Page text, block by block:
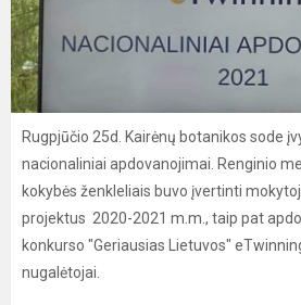
Rugpjūčio 25d. Kairėnų botanikos sode
nacionaliniai apdovanojimai. Renginio
kokybės ženkleliais buvo įvertinti
projektus 2020-2021 m.m., taip pat
konkurso "Geriausias Lietuvos"
nugalėtojai.